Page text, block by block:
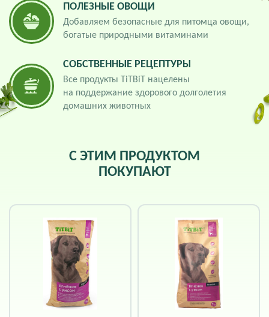
ПОЛЕЗНЫЕ ОВОЩИ
Добавляем безопасные для питомца овощи,
богатые природными витаминами
СОБСТВЕННЫЕ РЕЦЕПТУРЫ
Все продукты TiTBiT нацелены
на поддержание здорового долголетия
домашних животных
С ЭТИМ ПРОДУКТОМ
ПОКУПАЮТ